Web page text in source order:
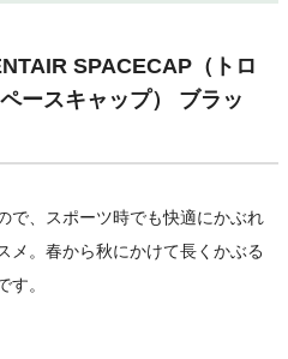
SPACECAP（トロ
ースキャップ） ブラッ
で、スポーツ時でも快適にかぶれ
メ。春から秋にかけて長くかぶる
す。